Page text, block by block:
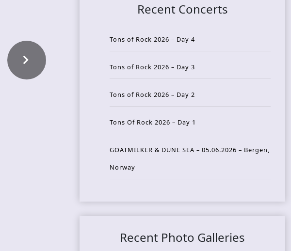
Recent Concerts
Tons of Rock 2026 – Day 4
Tons of Rock 2026 – Day 3
Tons of Rock 2026 – Day 2
Tons Of Rock 2026 – Day 1
GOATMILKER & DUNE SEA – 05.06.2026 – Bergen,
Norway
Recent Photo Galleries